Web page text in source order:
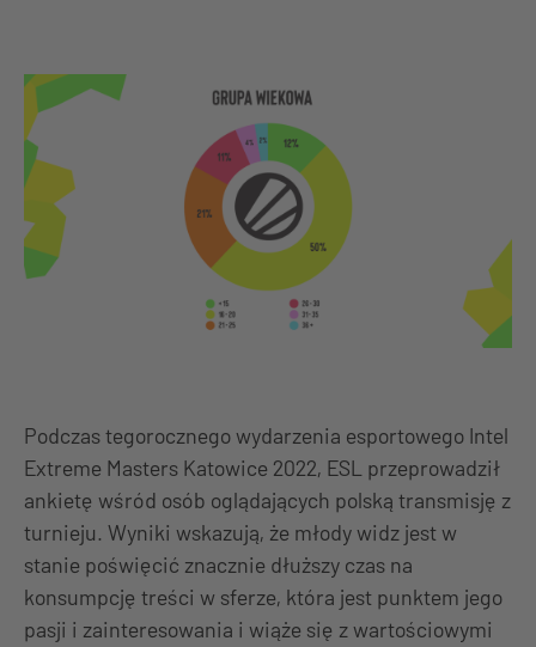
Podczas tegorocznego wydarzenia esportowego Intel
Extreme Masters Katowice 2022, ESL przeprowadził
ankietę wśród osób oglądających polską transmisję z
turnieju. Wyniki wskazują, że młody widz jest w
stanie poświęcić znacznie dłuższy czas na
konsumpcję treści w sferze, która jest punktem jego
pasji i zainteresowania i wiąże się z wartościowymi